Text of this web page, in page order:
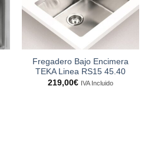
Fregadero Bajo Encimera
TEKA Linea RS15 45.40
219,00€ IVA Incluido